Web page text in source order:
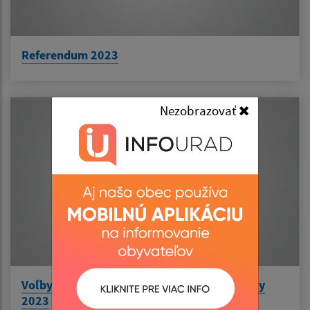
Nezobrazovať
Referendum 2023
Voľby do Národnej rady Slovenskej republiky
2023